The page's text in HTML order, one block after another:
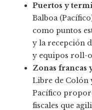
Puertos y
Balboa
como puntos
y la recepción
y equipos roll-
Zonas francas
Libre de Colón
Pacífico
fiscales que